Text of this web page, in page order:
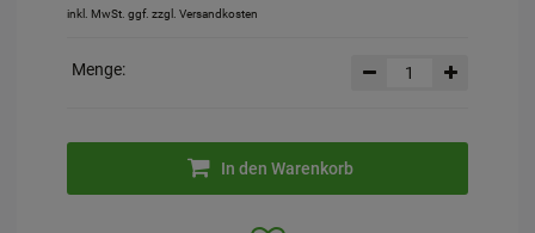
inkl. MwSt. ggf. zzgl. Versandkosten
Menge:
In den Warenkorb